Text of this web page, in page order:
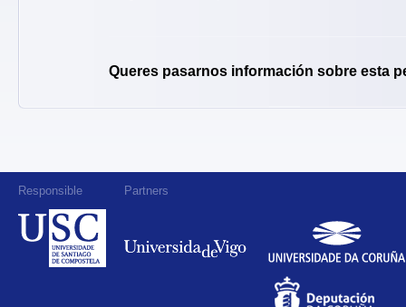
Queres pasarnos información sobre esta
Responsible Partners